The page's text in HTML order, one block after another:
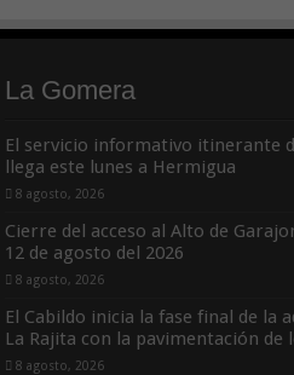
La Gomera
El servicio informativo itinerante
llega este lunes a Hermigua
8 agosto, 2026
Cierre del acceso al Alto de
12 de agosto del 2026
8 agosto, 2026
El Cabildo inicia la fase final de la
La Rajita con la pavimentación de
8 agosto, 2026